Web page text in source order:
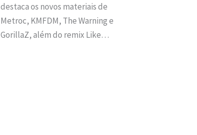
destaca os novos materiais de
Metroc, KMFDM, The Warning e
GorillaZ, além do remix Like…